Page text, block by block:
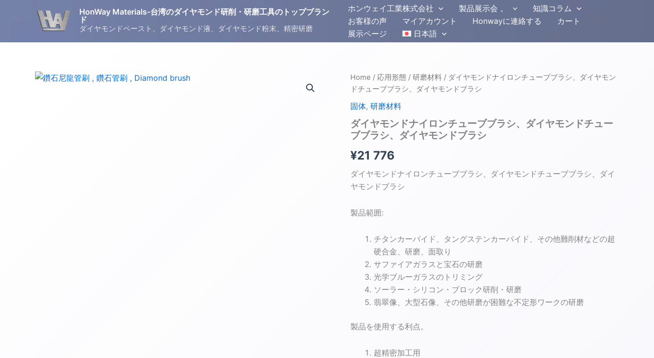
HonWay Materials-台湾のダイヤモンド研削・研磨工具のトップブラン
ド
ダイヤモンドペースト、ダイヤモンド液、ダイヤモンド粉末、精密研磨
ホンウェイ工業株式会社 製品展示会 。
知識コラム
お客様の声
マイアカウント Honwayに連絡する
カート
展示ページ
日本語
Home / 応用形態 / 研磨材料 / ダイヤモンドナイロンチューブブラシ、ダイヤモン
ドチューブブラシ、ダイヤモンドブラシ
固体, 研磨材料
ダイヤモンドナイロンチューブブラシ、ダイヤモンドチュー
ブブラシ、ダイヤモンドブラシ
¥21 776
ダイヤモンドナイロンチューブブラシ、ダイヤモンドチューブブラシ、ダイ
ヤモンドブラシ
製品範囲:
チタンカーバイド、タングステンカーバイド、その他難削材などの超
硬合金、研磨、面取り
サファイアガラスと宝石の研磨
光学ブルーガラスのトリミング
ソーラー・シリコン・ブロック研削・研磨
翡翠像、大型石像、その他研磨が困難な不定形ワークの研磨
製品を使用する利点。
超精密加工用
ダ
イ
ヤ
モ
ド
ナ
ロ
チ
ュ
ー
ブ
ブ